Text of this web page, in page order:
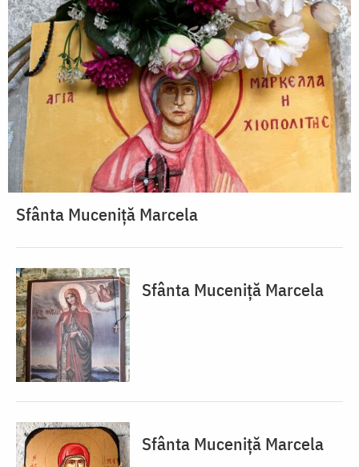
Sfânta Muceniță Marcela
Sfânta Muceniță Marcela
Sfânta Muceniță Marcela